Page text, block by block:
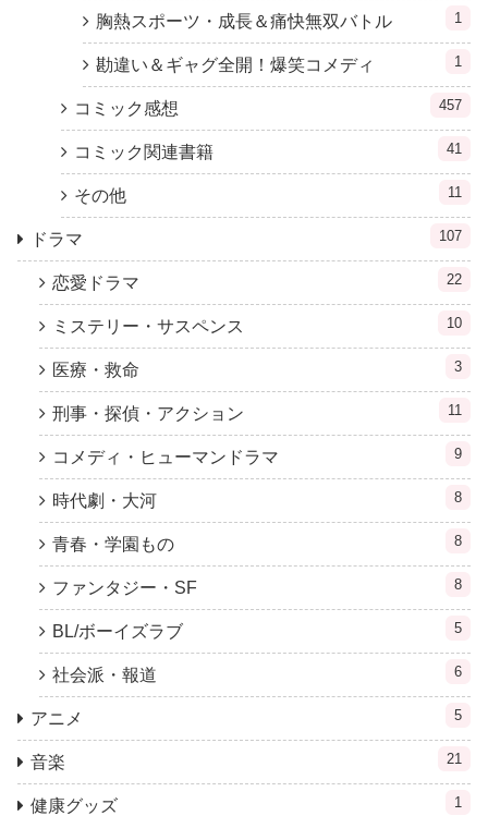
胸熱スポーツ・成長＆痛快無双バトル 1
勘違い＆ギャグ全開！爆笑コメディ 1
コミック感想 457
コミック関連書籍 41
その他 11
ドラマ 107
恋愛ドラマ 22
ミステリー・サスペンス 10
医療・救命 3
刑事・探偵・アクション 11
コメディ・ヒューマンドラマ 9
時代劇・大河 8
青春・学園もの 8
ファンタジー・SF 8
BL/ボーイズラブ 5
社会派・報道 6
アニメ 5
音楽 21
健康グッズ 1